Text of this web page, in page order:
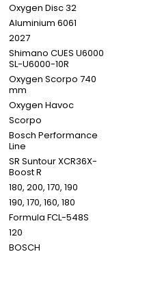
Oxygen Disc 32
Aluminium 6061
2027
Shimano CUES U6000
SL-U6000-10R
Oxygen Scorpo 740
mm
Oxygen Havoc
Scorpo
Bosch Performance
Line
SR Suntour XCR36X-
Boost R
180, 200, 170, 190
190, 170, 160, 180
Formula FCL-548S
120
BOSCH